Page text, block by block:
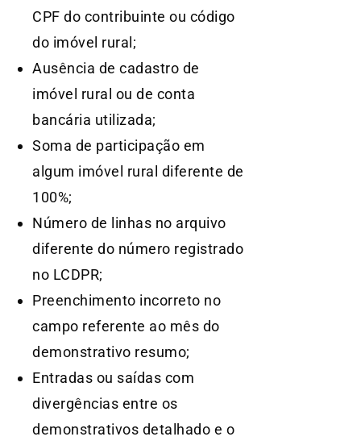
CPF do contribuinte ou código
do imóvel rural;
Ausência de cadastro de
imóvel rural ou de conta
bancária utilizada;
Soma de participação em
algum imóvel rural diferente de
100%;
Número de linhas no arquivo
diferente do número registrado
no LCDPR;
Preenchimento incorreto no
campo referente ao mês do
demonstrativo resumo;
Entradas ou saídas com
divergências entre os
demonstrativos detalhado e o